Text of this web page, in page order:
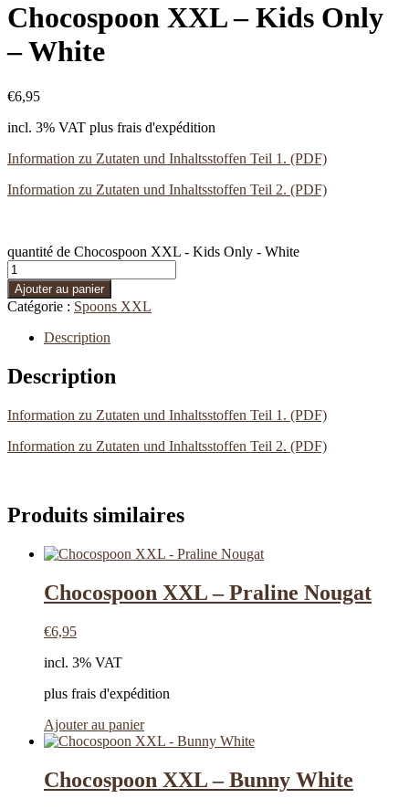
Chocospoon XXL – Kids Only
– White
€6,95
incl. 3% VAT plus frais d'expédition
Information zu Zutaten und Inhaltsstoffen Teil 1. (PDF)
Information zu Zutaten und Inhaltsstoffen Teil 2. (PDF)
quantité de Chocospoon XXL - Kids Only - White
Ajouter au panier
Catégorie : Spoons XXL
Description
Description
Information zu Zutaten und Inhaltsstoffen Teil 1. (PDF)
Information zu Zutaten und Inhaltsstoffen Teil 2. (PDF)
Produits similaires
Chocospoon XXL – Praline Nougat
€6,95
incl. 3% VAT
plus frais d'expédition
Ajouter au panier
Chocospoon XXL – Bunny White